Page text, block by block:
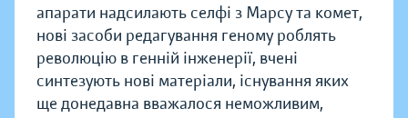
апарати надсилають селфі з Марсу та комет,
нові засоби редагування геному роблять
революцію в генній інженерії, вчені
синтезують нові матеріали, існування яких
ще донедавна вважалося неможливим,